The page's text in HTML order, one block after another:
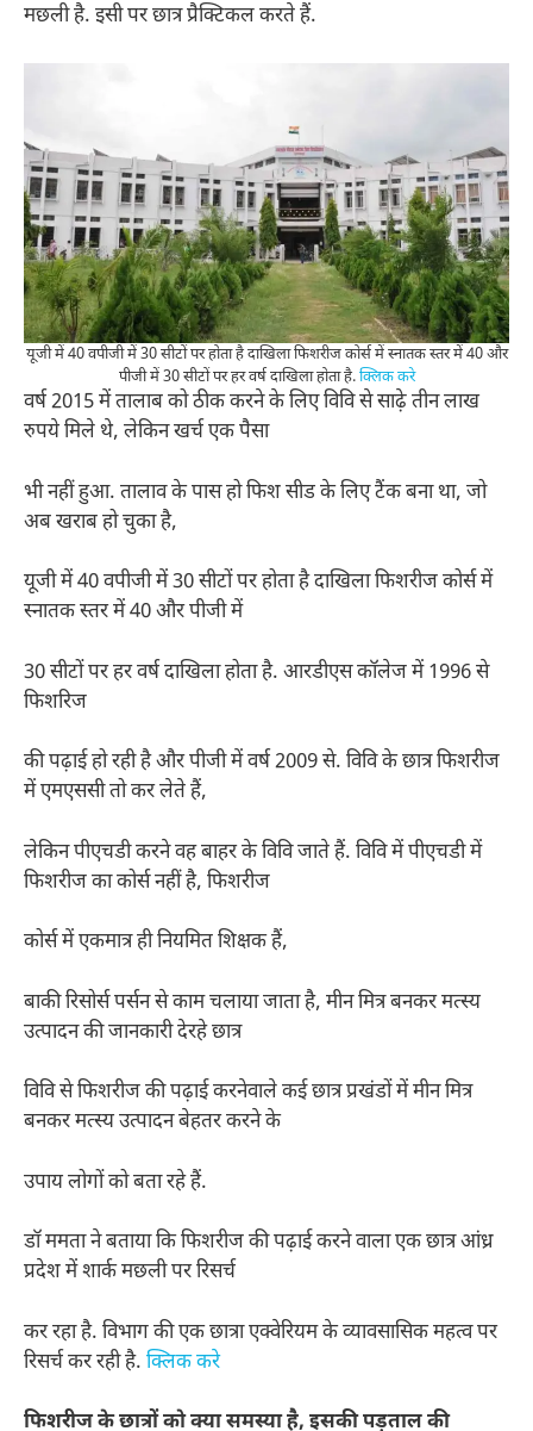
मछली है. इसी पर छात्र प्रैक्टिकल करते हैं.
यूजी में 40 वपीजी में 30 सीटों पर होता है दाखिला फिशरीज कोर्स में स्नातक स्तर में 40 और
पीजी में 30 सीटों पर हर वर्ष दाखिला होता है.क्लिक करे
वर्ष 2015 में तालाब को ठीक करने के लिए विवि से साढ़े तीन लाख
रुपये मिले थे, लेकिन खर्च एक पैसा
भी नहीं हुआ. तालाव के पास हो फिश सीड के लिए टैंक बना था, जो
अब खराब हो चुका है,
यूजी में 40 वपीजी में 30 सीटों पर होता है दाखिला फिशरीज कोर्स में
स्नातक स्तर में 40 और पीजी में
30 सीटों पर हर वर्ष दाखिला होता है. आरडीएस कॉलेज में 1996 से
फिशरिज
की पढ़ाई हो रही है और पीजी में वर्ष 2009 से. विवि के छात्र फिशरीज
में एमएससी तो कर लेते हैं,
लेकिन पीएचडी करने वह बाहर के विवि जाते हैं. विवि में पीएचडी में
फिशरीज का कोर्स नहीं है, फिशरीज
कोर्स में एकमात्र ही नियमित शिक्षक हैं,
बाकी रिसोर्स पर्सन से काम चलाया जाता है, मीन मित्र बनकर मत्स्य
उत्पादन की जानकारी देरहे छात्र
विवि से फिशरीज की पढ़ाई करनेवाले कई छात्र प्रखंडों में मीन मित्र
बनकर मत्स्य उत्पादन बेहतर करने के
उपाय लोगों को बता रहे हैं.
डॉ ममता ने बताया कि फिशरीज की पढ़ाई करने वाला एक छात्र आंध्र
प्रदेश में शार्क मछली पर रिसर्च
कर रहा है. विभाग की एक छात्रा एक्वेरियम के व्यावसासिक महत्व पर
रिसर्च कर रही है. क्लिक करे
फिशरीज के छात्रों को क्या समस्या है, इसकी पड़ताल की